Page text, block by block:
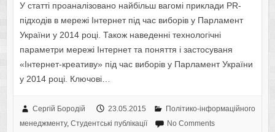
У статті проаналізовано найбільш вагомі приклади PR-
підходів в мережі Інтернет під час виборів у Парламент
України у 2014 році. Також наведенні технологічні
параметри мережі Інтернет та поняття і застосуваня
«Інтернет-креативу» під час виборів у Парламент України
у 2014 році. Ключові…
Сергій Бородій 23.05.2015
Політико-інформаційного
менеджменту, Студентські публікації No Comments